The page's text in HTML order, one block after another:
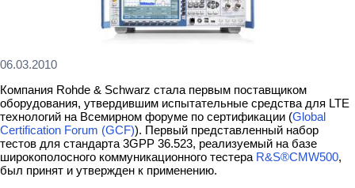
06.03.2010
Компания Rohde & Schwarz стала первым поставщиком
оборудования, утвердившим испытательные средства для LTE
технологий на Всемирном форуме по сертификации (Global
Certification Forum (GCF)). Первый представленный набор
тестов для стандарта 3GPP 36.523, реализуемый на базе
широкополосного коммуникационного тестера R&S®CMW500,
был принят и утвержден к применению.